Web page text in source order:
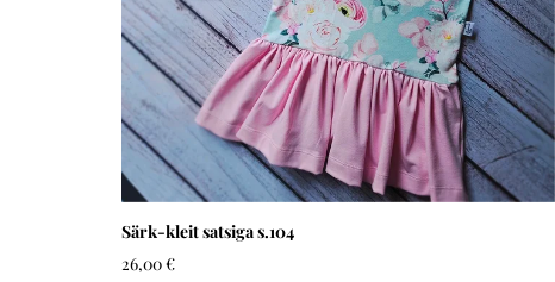
Särk-kleit satsiga s.104
26,00 €